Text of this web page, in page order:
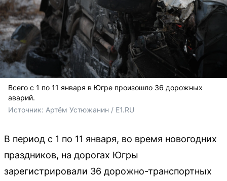
Всего с 1 по 11 января в Югре произошло 36 дорожных
аварий.
Источник: Артём Устюжанин / E1.RU
В период с 1 по 11 января, во время новогодних
праздников, на дорогах Югры
зарегистрировали 36 дорожно-транспортных